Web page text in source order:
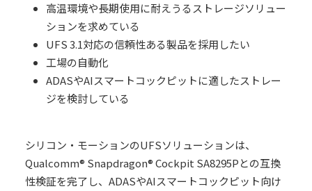
高温環境や長期使用に耐えうるストレージソリュー
ションを求めている
UFS 3.1対応の信頼性ある製品を採用したい
工場の自動化
ADASやAIスマートコックピットに適したストレー
ジを検討している
シリコン・モーションのUFSソリューションは、
Qualcomm® Snapdragon® Cockpit SA8295Pとの互換
性検証を完了し、ADASやAIスマートコックピット向け